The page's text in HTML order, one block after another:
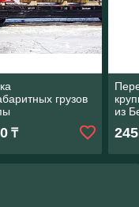
грузов
₸
из